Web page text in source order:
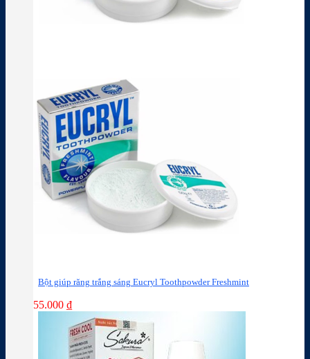
Bột giúp răng trắng sáng Eucryl Toothpowder Freshmint
55.000 ₫